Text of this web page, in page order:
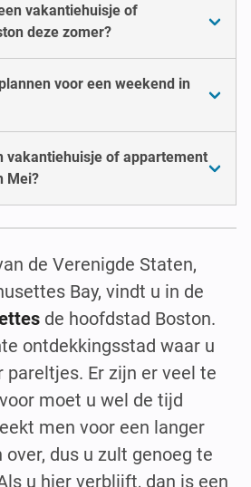
vakantiehuisje of
deze zomer?
voor een weekend in
vakantiehuisje of appartement
Mei?
de Verenigde Staten,
Bay, vindt u in de
de hoofdstad Boston.
ontdekkingsstad waar u
pareltjes. Er zijn er veel te
moet u wel de tijd
men voor een langer
dus u zult genoeg te
u hier verblijft, dan is een